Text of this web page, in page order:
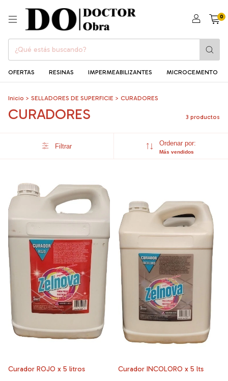
0
OFERTAS RESINAS IMPERMEABILIZANTES MICROCEMENTO
Inicio > SELLADORES DE SUPERFICIE > CURADORES
CURADORES 3 productos
Filtrar Ordenar por:
Más vendidos
Curador ROJO x 5 litros Curador INCOLORO x 5 lts